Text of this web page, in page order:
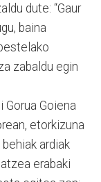
dute: “Gaur
baina
zabaldu egin
Goiena
etorkizuna
ardiak
erabaki